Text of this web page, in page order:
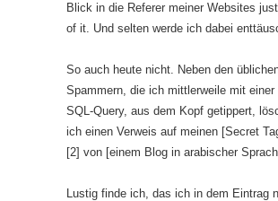
Blick in die Referer meiner Websites
of it. Und selten werde ich dabei
So auch heute nicht. Neben den
Spammern, die ich mittlerweile mit einer
SQL-Query, aus dem Kopf getippert,
ich einen Verweis auf meinen [Secret
[2] von [einem Blog in arabischer
Lustig finde ich, das ich in dem Eintrag